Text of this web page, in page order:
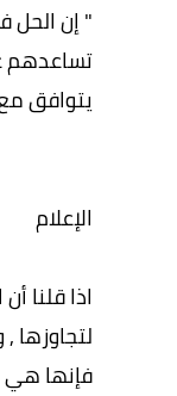
" إن الحل
تساعدهم
يتوافق
الإعلام
اذا قلنا
لتجاوزها
فإنها هي